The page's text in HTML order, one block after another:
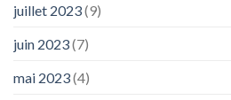
juillet 2023(9)
juin 2023(7)
mai 2023(4)